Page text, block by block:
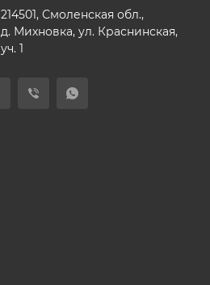
214501, Смоленская обл.,
д. Михновка, ул. Краснинская,
уч. 1